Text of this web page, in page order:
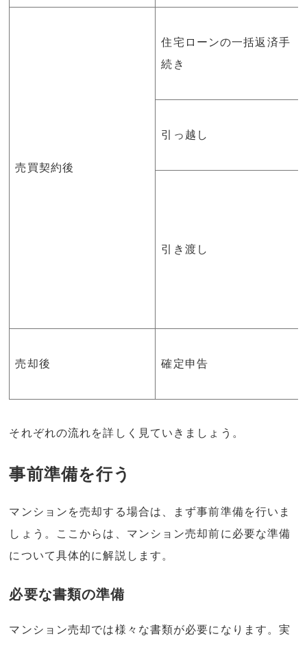
売買契約後
住宅ローンの一括返済手
続き
引っ越し
引き渡し
売却後 確定申告
それぞれの流れを詳しく見ていきましょう。
事前準備を行う
マンションを売却する場合は、まず事前準備を行いま
しょう。ここからは、マンション売却前に必要な準備
について具体的に解説します。
必要な書類の準備
マンション売却では様々な書類が必要になります。実